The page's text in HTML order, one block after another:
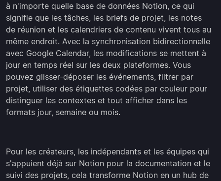
à n'importe quelle base de données Notion, ce qui
signifie que les tâches, les briefs de projet, les notes
de réunion et les calendriers de contenu vivent tous au
même endroit. Avec la synchronisation bidirectionnelle
avec Google Calendar, les modifications se mettent à
jour en temps réel sur les deux plateformes. Vous
pouvez glisser-déposer les événements, filtrer par
projet, utiliser des étiquettes codées par couleur pour
distinguer les contextes et tout afficher dans les
formats jour, semaine ou mois.
Pour les créateurs, les indépendants et les équipes qui
s'appuient déjà sur Notion pour la documentation et le
suivi des projets, cela transforme Notion en un hub de